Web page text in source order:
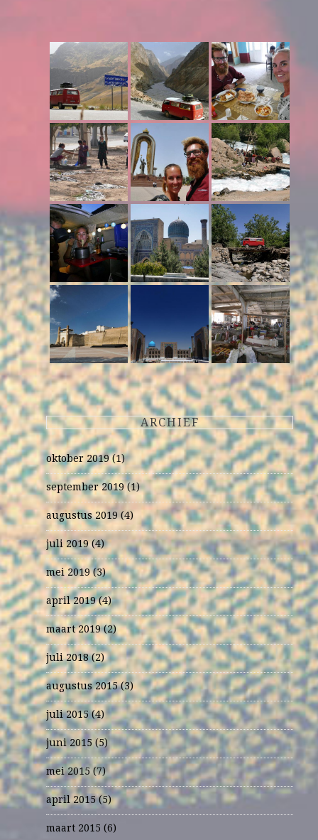
ARCHIEF
oktober 2019(1)
september 2019(1)
augustus 2019 (4)
juli 2019(4)
mei 2019(3)
april 2019(4)
maart 2019(2)
juli 2018(2)
augustus 2015(3)
juli 2015(4)
juni 2015 (5)
mei 2015(7)
april 2015(5)
maart 2015 (6)